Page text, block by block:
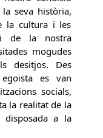
seva història,
la cultura i les
de la nostra
mogudes
desitjos. Des
es van
socials,
la realitat de la
a la